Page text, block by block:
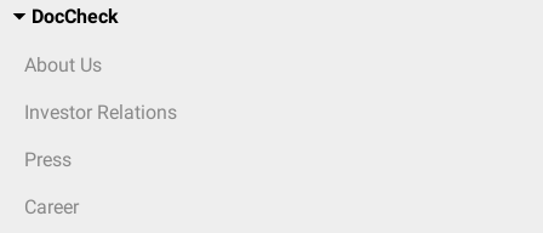
DocCheck
About Us
Investor Relations
Press
Career